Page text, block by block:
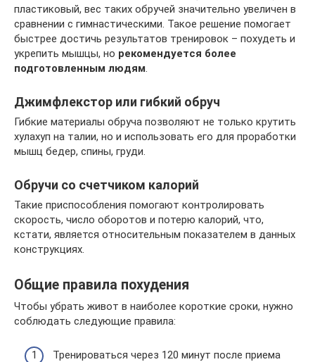
пластиковый, вес таких обручей значительно увеличен в
сравнении с гимнастическими. Такое решение помогает
быстрее достичь результатов тренировок – похудеть и
укрепить мышцы, но рекомендуется более
подготовленным людям
Джимфлекстор или гибкий обруч
Гибкие материалы обруча позволяют не только крутить
хулахуп на талии, но и использовать его для проработки
мышц бедер, спины, груди.
Обручи со счетчиком калорий
Такие приспособления помогают контролировать
скорость, число оборотов и потерю калорий, что,
кстати, является относительным показателем в данных
конструкциях.
Общие правила похудения
Чтобы убрать живот в наиболее короткие сроки, нужно
соблюдать следующие правила:
Тренироваться через 120 минут после приема